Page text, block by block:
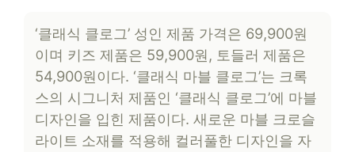
‘클래식 클로그’ 성인 제품 가격은 69,900원
이며 키즈 제품은 59,900원, 토들러 제품은
54,900원이다. ‘클래식 마블 클로그’는 크록
스의 시그니처 제품인 ‘클래식 클로그’에 마블
디자인을 입힌 제품이다. 새로운 마블 크로슬
라이트 소재를 적용해 컬러풀한 디자인을 자